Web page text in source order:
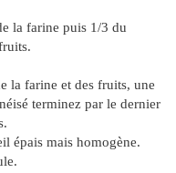
la farine puis 1/3 du
la farine et des fruits, une
terminez par le dernier
épais mais homogène.